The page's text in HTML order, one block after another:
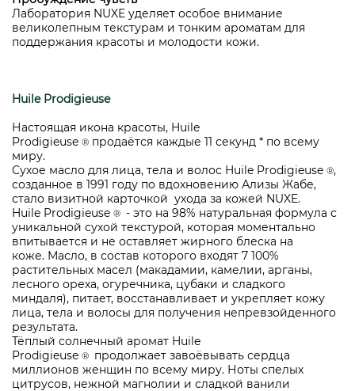
Лаборатория NUXE уделяет особое внимание
великолепным текстурам и тонким ароматам для
поддержания красоты и молодости кожи.
Huile Prodigieuse
Настоящая икона красоты, Huile
Prodigieuse ® продаётся каждые 11 секунд * по всему
миру.
Сухое масло для лица, тела и волос Huile Prodigieuse ®,
созданное в 1991 году по вдохновению Ализы Жабе,
стало визитной карточкой ухода за кожей NUXE.
Huile Prodigieuse ® - это на 98% натуральная формула с
уникальной сухой текстурой, которая моментально
впитывается и не оставляет жирного блеска на
коже. Масло, в состав которого входят 7 100%
растительных масел (макадамии, камелии, арганы,
лесного ореха, огуречника, цубаки и сладкого
миндаля), питает, восстанавливает и укрепляет кожу
лица, тела и волосы для получения непревзойденного
результата.
Тёплый солнечный аромат Huile
Prodigieuse ® продолжает завоёвывать сердца
миллионов женщин по всему миру. Ноты спелых
цитрусов, нежной магнолии и сладкой ванили